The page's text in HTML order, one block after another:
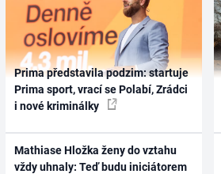
Prima představila podzim: startuje
Prima sport, vrací se Polabí, Zrádci
i nové kriminálky
Mathiase Hložka ženy do vztahu
vždy uhnaly: Teď budu iniciátorem